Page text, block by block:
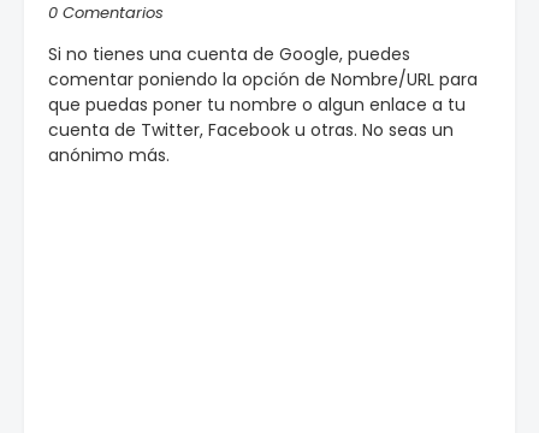
0 Comentarios
Si no tienes una cuenta de Google, puedes
comentar poniendo la opción de Nombre/URL para
que puedas poner tu nombre o algun enlace a tu
cuenta de Twitter, Facebook u otras. No seas un
anónimo más.